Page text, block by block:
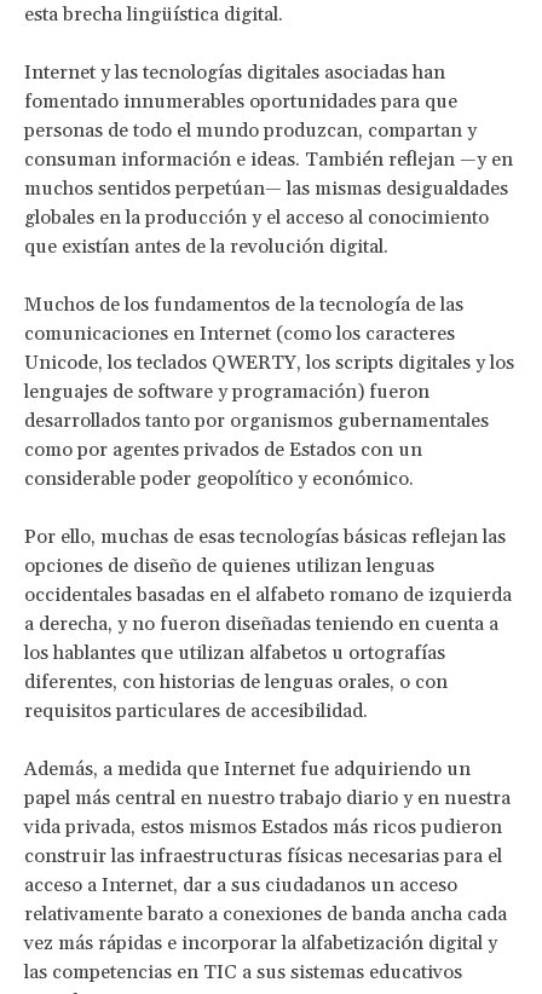
esta brecha lingüística digital.
Internet y las tecnologías digitales asociadas han
fomentado innumerables oportunidades para que
personas de todo el mundo produzcan, compartan y
consuman información e ideas. También reflejan —y en
muchos sentidos perpetúan— las mismas desigualdades
globales en la producción y el acceso al conocimiento
que existían antes de la revolución digital.
Muchos de los fundamentos de la tecnología de las
comunicaciones en Internet (como los caracteres
Unicode, los teclados QWERTY, los scripts digitales y los
lenguajes de software y programación) fueron
desarrollados tanto por organismos gubernamentales
como por agentes privados de Estados con un
considerable poder geopolítico y económico.
Por ello, muchas de esas tecnologías básicas reflejan las
opciones de diseño de quienes utilizan lenguas
occidentales basadas en el alfabeto romano de izquierda
a derecha, y no fueron diseñadas teniendo en cuenta a
los hablantes que utilizan alfabetos u ortografías
diferentes, con historias de lenguas orales, o con
requisitos particulares de accesibilidad.
Además, a medida que Internet fue adquiriendo un
papel más central en nuestro trabajo diario y en nuestra
vida privada, estos mismos Estados más ricos pudieron
construir las infraestructuras físicas necesarias para el
acceso a Internet, dar a sus ciudadanos un acceso
relativamente barato a conexiones de banda ancha cada
vez más rápidas e incorporar la alfabetización digital y
las competencias en TIC a sus sistemas educativos